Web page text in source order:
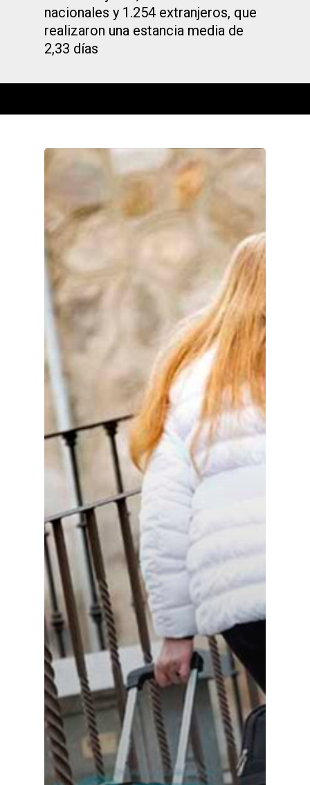
nacionales y 1.254 extranjeros, que
realizaron una estancia media de
2,33 días